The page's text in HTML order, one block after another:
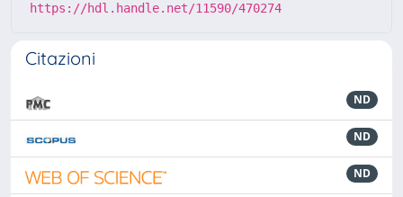
https://hdl.handle.net/11590/470274
Citazioni
ND
ND
ND